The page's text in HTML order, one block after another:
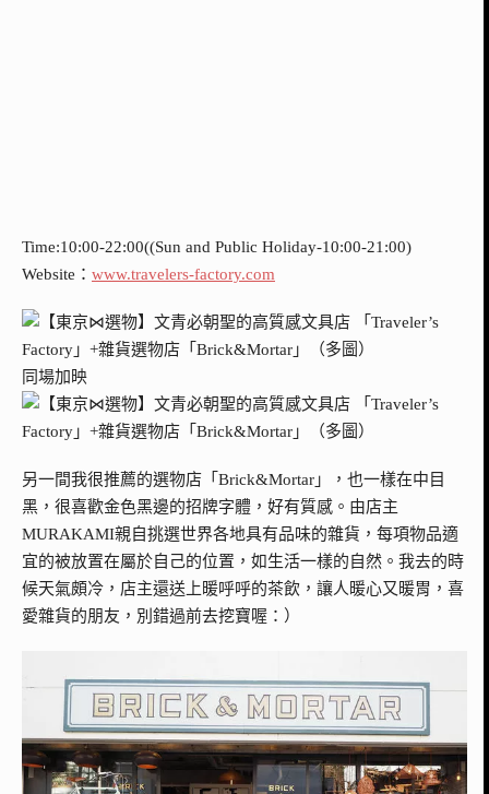
Time:10:00-22:00((Sun and Public Holiday-10:00-21:00)
Website： www.travelers-factory.com
同場加映
另一間我很推薦的選物店「Brick&Mortar」，也一樣在中目
黑，很喜歡金色黑邊的招牌字體，好有質感。由店主
MURAKAMI親自挑選世界各地具有品味的雜貨，每項物品適
宜的被放置在屬於自己的位置，如生活一樣的自然。我去的時
候天氣頗冷，店主還送上暖呼呼的茶飲，讓人暖心又暖胃，喜
愛雜貨的朋友，別錯過前去挖寶喔：）